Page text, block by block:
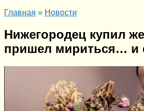
Главная » Новости
Нижегородец купил
пришел мириться… и